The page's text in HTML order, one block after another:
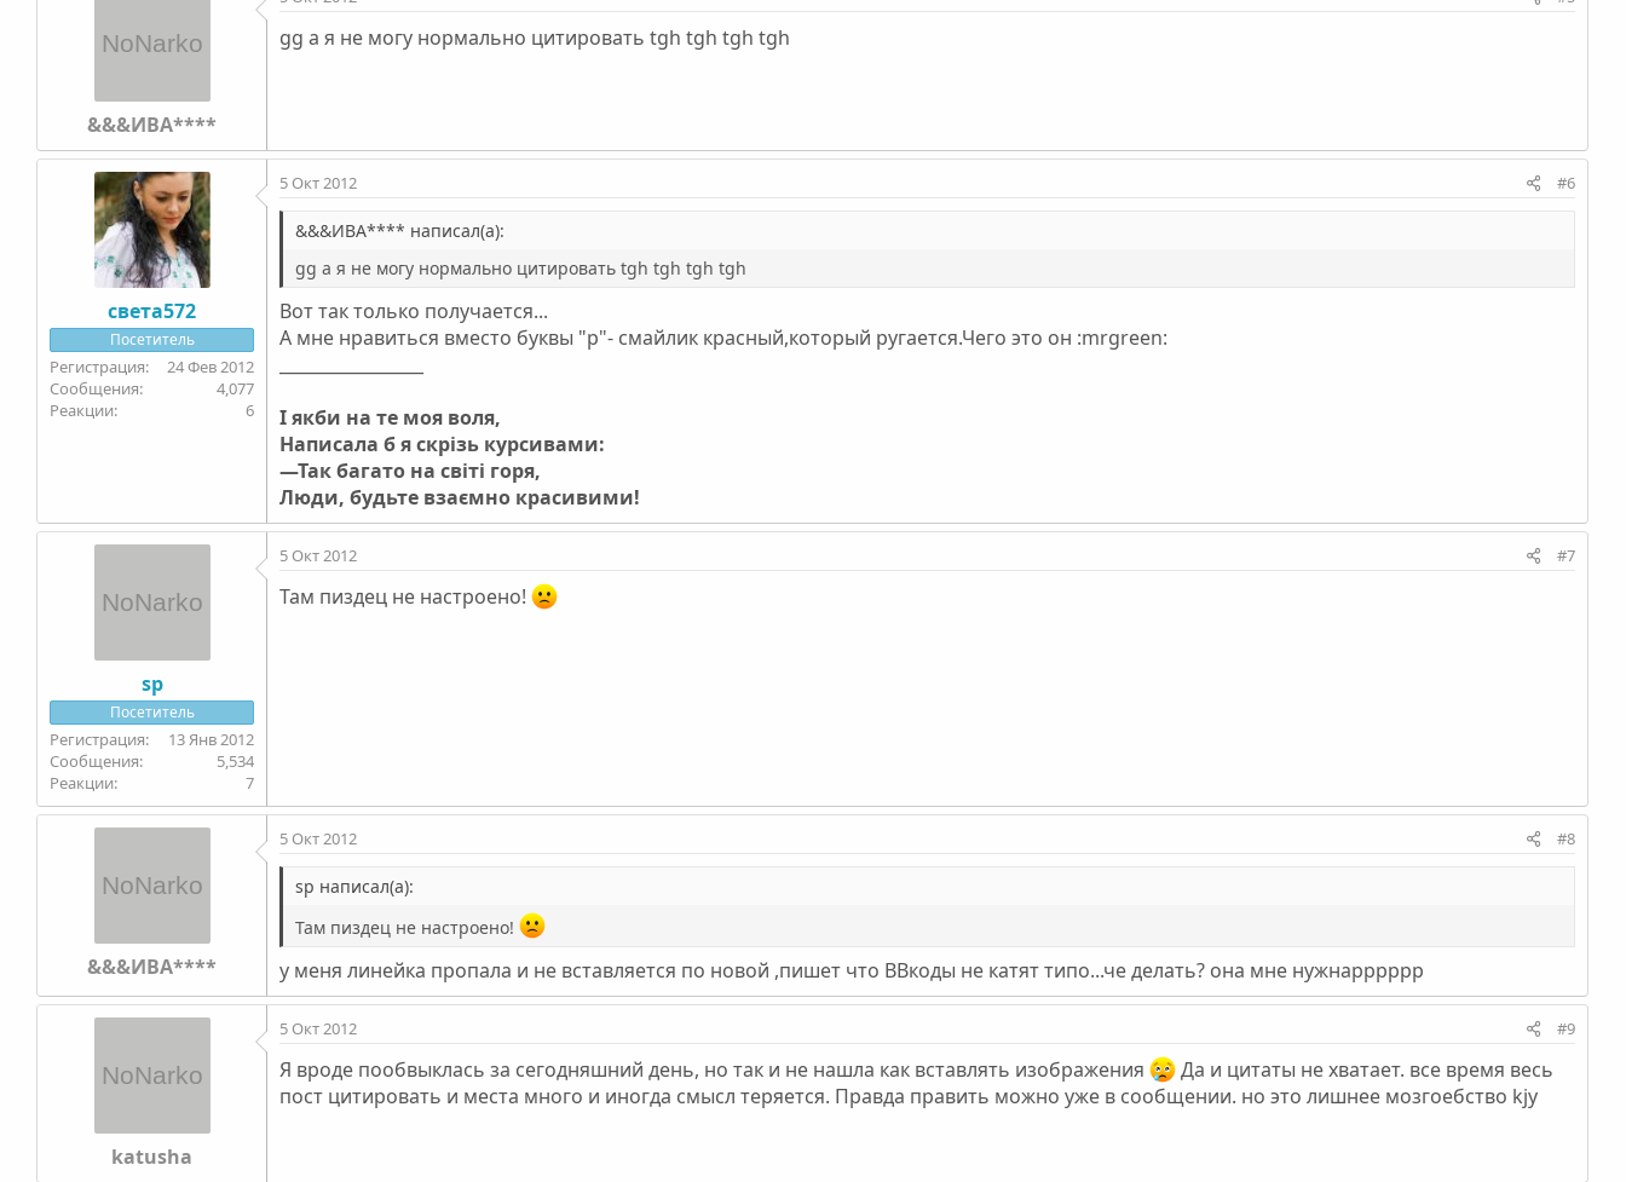
&&&ИВА****
gg а я не могу нормально цитировать tgh tgh tgh tgh
света572
Посетитель
24 Фев 2012
4,077
6
5 Окт 2012 #6
&&&ИВА**** написал(а):
gg а я не могу нормально цитировать tgh tgh tgh tgh
Вот так только получается...
А мне нравиться вместо буквы "р"- смайлик красный,который ругается.Чего это он :mrgreen:
І якби на те моя воля,
Написала б я скрізь курсивами:
—Так багато на світі горя,
Люди, будьте взаємно красивими!
sp
Посетитель
13 Янв 2012
5,534
7
5 Окт 2012 #7
Там пиздец не настроено!
&&&ИВА****
5 Окт 2012 #8
sp написал(а):
Там пиздец не настроено!
у меня линейка пропала и не вставляется по новой ,пишет что ВВкоды не катят типо...че делать? она мне нужнарррррр
katusha
5 Окт 2012 #9
Я вроде пообвыклась за сегодняшний день, но так и не нашла как вставлять изображения
Да и цитаты не хватает. все время весь
пост цитировать и места много и иногда смысл теряется. Правда править можно уже в сообщении. но это лишнее мозгоебство kjy